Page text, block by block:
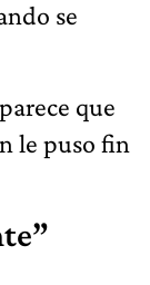
se
que
le puso fin